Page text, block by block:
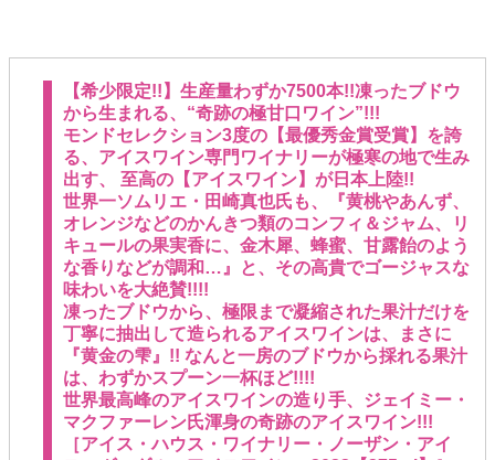
【希少限定!!】生産量わずか7500本!!凍ったブドウ
から生まれる、“奇跡の極甘口ワイン”!!!
モンドセレクション3度の【最優秀金賞受賞】を誇
る、アイスワイン専門ワイナリーが極寒の地で生み
出す、 至高の【アイスワイン】が日本上陸!!
世界一ソムリエ・田崎真也氏も、『黄桃やあんず、
オレンジなどのかんきつ類のコンフィ＆ジャム、リ
キュールの果実香に、金木犀、蜂蜜、甘露飴のよう
な香りなどが調和…』と、その高貴でゴージャスな
味わいを大絶賛!!!!
凍ったブドウから、極限まで凝縮された果汁だけを
丁寧に抽出して造られるアイスワインは、まさに
『黄金の雫』!! なんと一房のブドウから採れる果汁
は、わずかスプーン一杯ほど!!!!
世界最高峰のアイスワインの造り手、ジェイミー・
マクファーレン氏渾身の奇跡のアイスワイン!!!
［アイス・ハウス・ワイナリー・ノーザン・アイ